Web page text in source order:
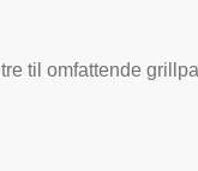
til omfattende